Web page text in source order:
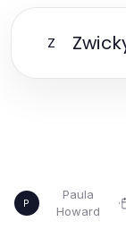
Z
P
Paula
Howard
·